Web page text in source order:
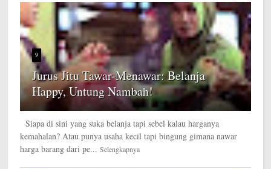
9
Jurus Jitu Tawar-Menawar: Belanja
Happy, Untung Nambah!
Siapa di sini yang suka belanja tapi sebel kalau harganya
kemahalan? Atau punya usaha kecil tapi bingung gimana nawar
harga barang dari pe... Selengkapnya